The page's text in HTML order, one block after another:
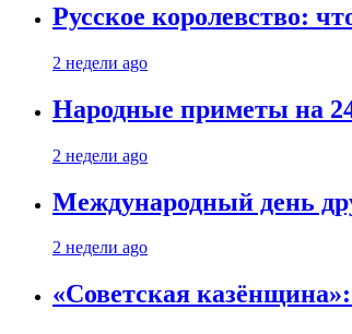
Русское королевство:
2 недели ago
Народные приметы на
2 недели ago
Международный день
2 недели ago
«Советская